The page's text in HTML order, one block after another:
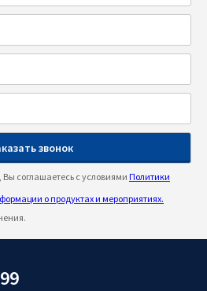
соглашаетесь с условиями Политики
о продуктах и мероприятиях.